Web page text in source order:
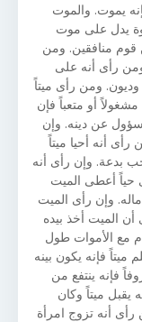
يموت. والموت
يدل على موت
قوم منافقين. ومن
رأى أنه على
ومن رأى ميتاً
أو متعباً فإن
عن دينه. وإن
أنه أحيا ميتاً
بدعة. وإن رأى أنه
حياً أعطى الميت
وإن رأى الميت
الميت أخذ بيده
مع الأموات طول
فإنه يكون بينه
فإنه ينتفع من
ميتاً وكان
أنه تزوج امرأة